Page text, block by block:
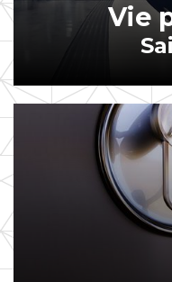
Vie